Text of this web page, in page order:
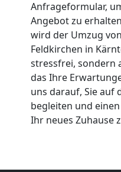
Anfrageformular,
Angebot zu
wird der Umzug
Feldkirchen in
stressfrei, sondern
das Ihre
uns darauf, Sie auf
begleiten und
Ihr neues Zuhause